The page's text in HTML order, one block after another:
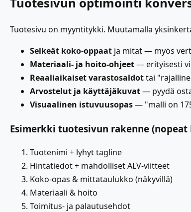
Tuotesivu on myyntitykki. Muutamalla
Selkeät koko-oppaat ja mitat — myös
Materiaali- ja hoito-ohjeet— erityisesti
Reaaliaikaiset varastosaldottai
Arvostelut ja käyttäjäkuvat— pyydä
Visuaalinen istuvuusopas— "malli on
Esimerkki tuotesivun rakenne
Tuotenimi + lyhyt tagline
Hintatiedot + mahdolliset ALV-viitteet
Koko-opas & mittataulukko (näkyvillä)
Materiaali & hoito
Toimitus- ja palautusehdot